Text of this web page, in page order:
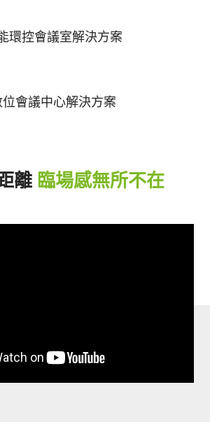
環控會議室解決方案
會議中心解決方案
離 臨場感無所不在